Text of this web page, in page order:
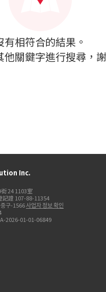
有相符合的結果。
他關鍵字進行搜尋，
Inc.
24 1103室
記證 107-88-11354
구-1566사업자 정보 확인
2026-01-01-06849